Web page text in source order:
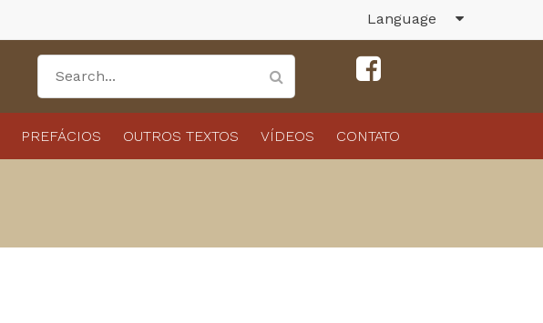
Language
PREFÁCIOS OUTROS TEXTOS VÍDEOS CONTATO